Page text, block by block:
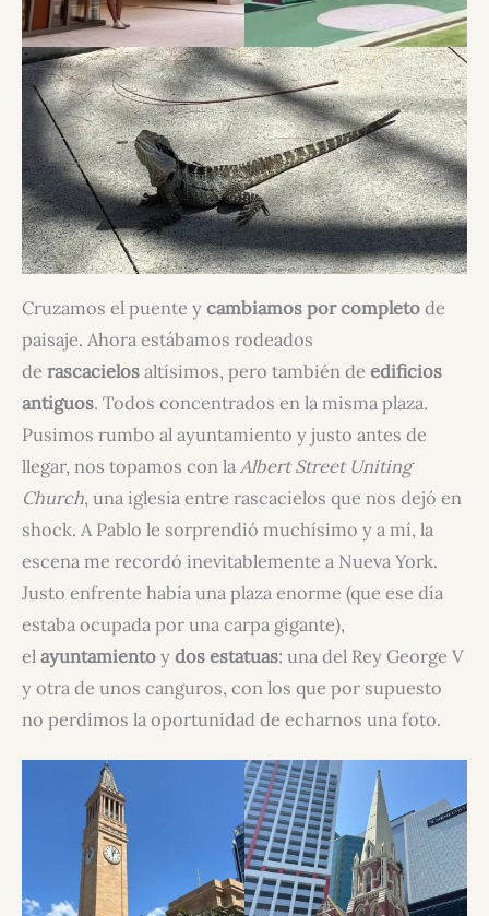
Cruzamos el puente ycambiamos por completode
paisaje. Ahora estábamos rodeados
de rascacielosaltísimos, pero también de edificios
antiguos. Todos concentrados en la misma plaza.
Pusimos rumbo al ayuntamiento y justo antes de
llegar, nos topamos con la Albert Street Uniting
Church, una iglesia entre rascacielos que nos dejó en
shock. A Pablo le sorprendió muchísimo y a mí, la
escena me recordó inevitablemente a Nueva York.
Justo enfrente había una plaza enorme (que ese día
estaba ocupada por una carpa gigante),
el ayuntamientoydos estatuas: una del Rey George V
y otra de unos canguros, con los que por supuesto
no perdimos la oportunidad de echarnos una foto.